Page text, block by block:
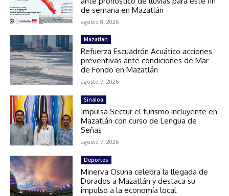
de semana en Mazatlán
agosto 8, 2026
Mazatlán
Refuerza Escuadrón Acuático acciones
preventivas ante condiciones de Mar
de Fondo en Mazatlán
agosto 7, 2026
Sinaloa
Impulsa Sectur el turismo incluyente en
Mazatlán con curso de Lengua de
Señas
agosto 7, 2026
Deportes
Minerva Osuna celebra la llegada de
Dorados a Mazatlán y destaca su
impulso a la economía local